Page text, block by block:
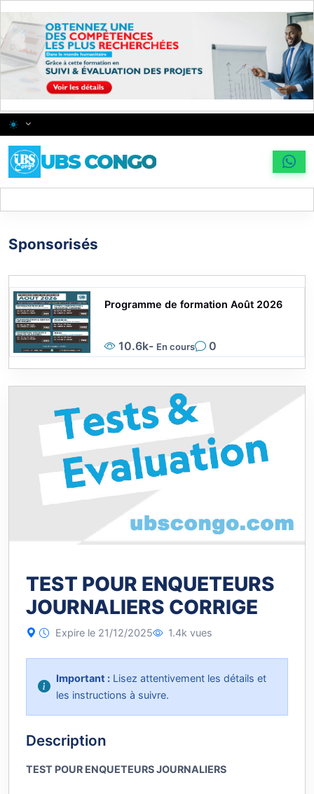
Changer le thème
UBS CONGO
Sponsorisés
Programme de formation Août 2026
10.6k- En cours 0
TEST POUR ENQUETEURS
JOURNALIERS CORRIGE
Expire le 21/12/2025 1.4k vues
Important : Lisez attentivement les détails et
les instructions à suivre.
Description
TEST POUR ENQUETEURS JOURNALIERS